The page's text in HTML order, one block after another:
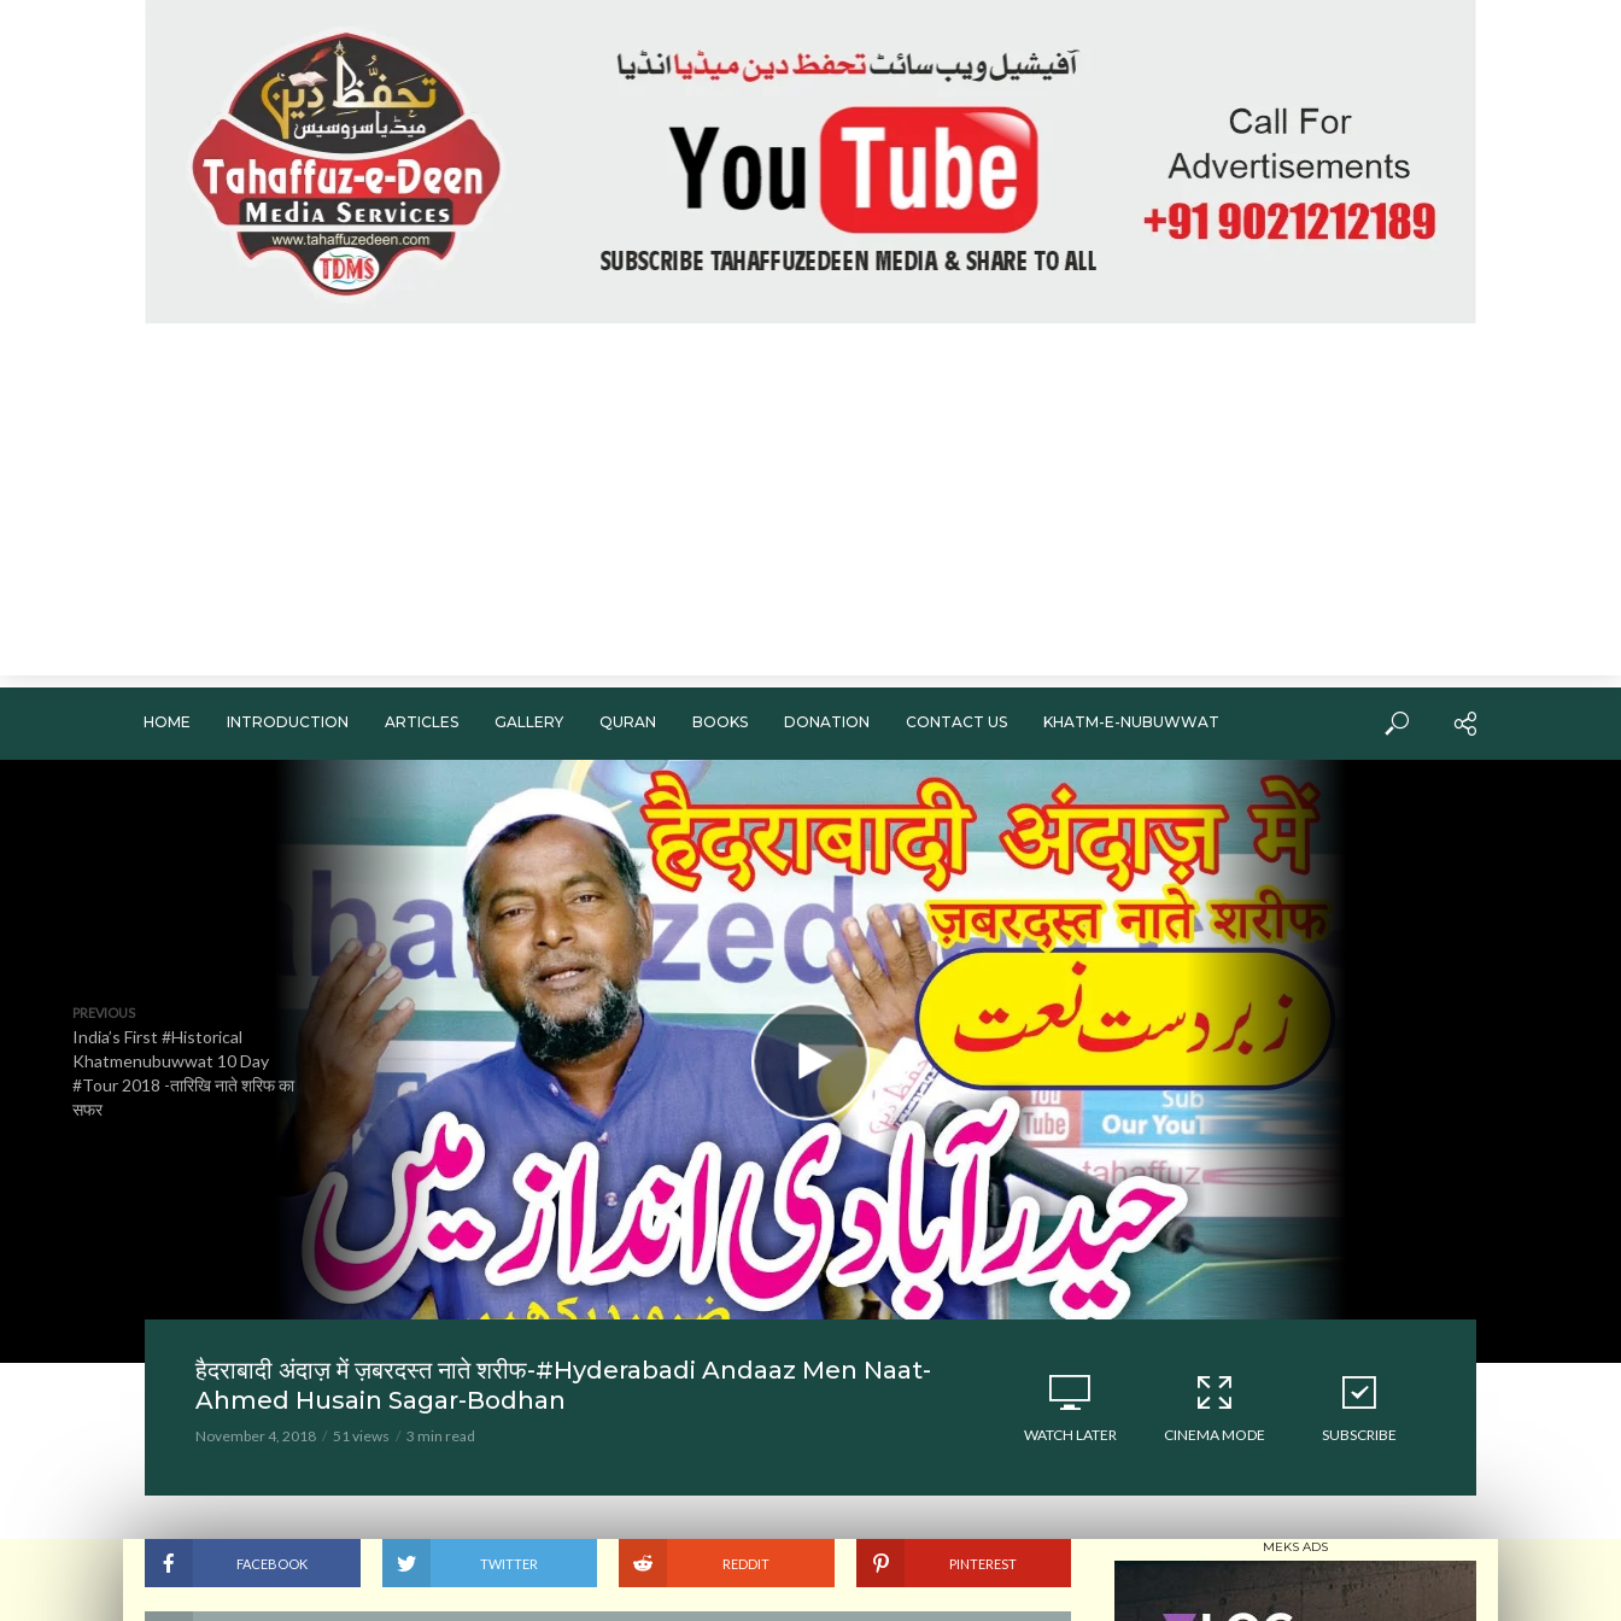
HOME INTRODUCTION ARTICLES GALLERY QURAN BOOKS DONATION CONTACT US KHATM-E-NUBUWWAT
PREVIOUS
India’s First #Historical
Khatmenubuwwat 10 Day
#Tour 2018 -तारिखि नाते शरिफ का
सफर
हैदराबादी अंदाज़ में ज़बरदस्त नाते शरीफ-#Hyderabadi Andaaz Men Naat-
Ahmed Husain Sagar-Bodhan
November 4, 2018 51 views 3 min read WATCH LATER CINEMA MODE SUBSCRIBE
FACEBOOK TWITTER REDDIT PINTEREST
MEKS ADS